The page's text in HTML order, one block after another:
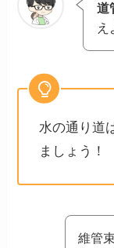
道
え
水の通り道
ましょう！
維管